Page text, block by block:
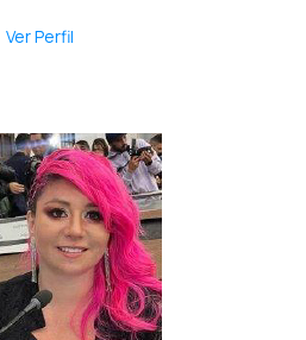
Ver Perfil